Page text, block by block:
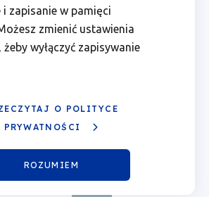
i zapisanie w pamięci
zmienić ustawienia
wyłączyć zapisywanie
O POLITYCE
PRYWATNOŚCI
ROZUMIEM
i wydarzenia
Śr. Czw. Pt.
01
05 06
Pokaż
07Sierpień
08